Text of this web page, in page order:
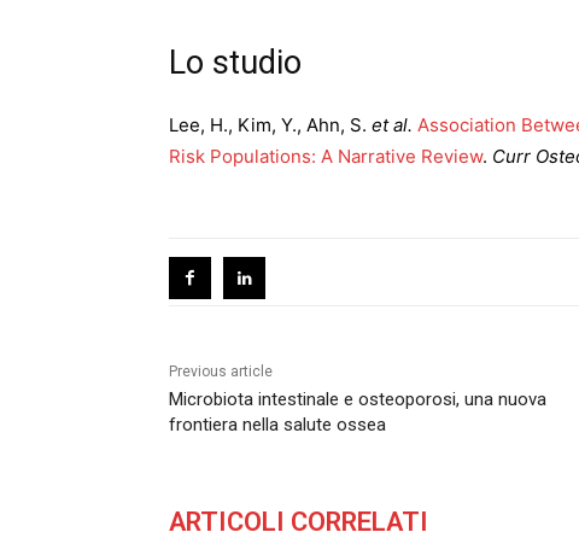
Lo studio
Lee, H., Kim, Y., Ahn, S. et al. Association
Risk Populations: A Narrative Review. Curr
Previous article
Microbiota intestinale e osteoporosi, una nuova
frontiera nella salute ossea
ARTICOLI CORRELATI